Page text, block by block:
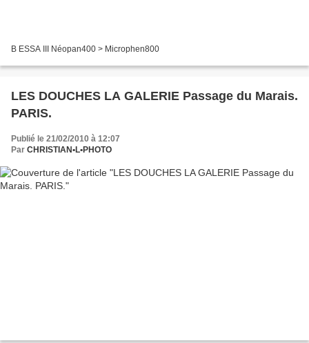
B ESSA III Néopan400 > Microphen800
LES DOUCHES LA GALERIE Passage du Marais.
PARIS.
Publié le 21/02/2010 à 12:07
Par CHRISTIAN•L•PHOTO